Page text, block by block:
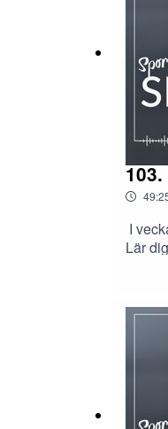
I
Lär
3-